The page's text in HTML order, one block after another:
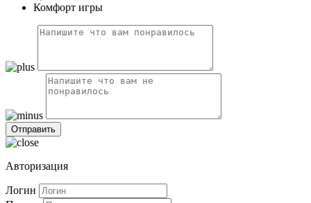
Комфорт игры
Авторизация
Логин